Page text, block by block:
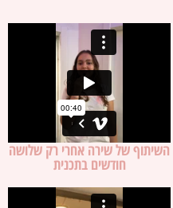
השיתוף של שירה אחרי רק שלושה
חודשים בתכנית